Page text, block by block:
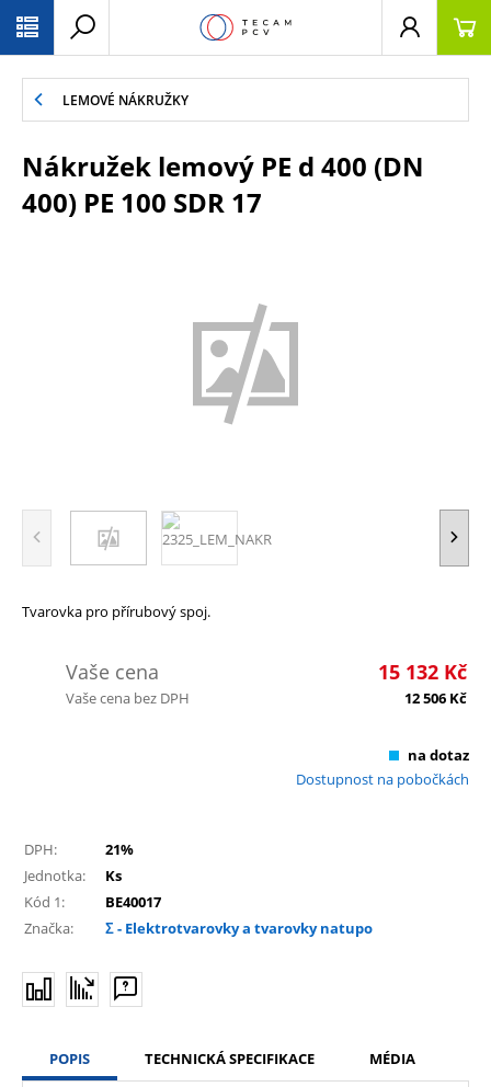
LEMOVÉ NÁKRUŽKY
Nákružek lemový PE d 400 (DN
400) PE 100 SDR 17
Tvarovka pro přírubový spoj.
Vaše cena 15 132 Kč
Vaše cena bez DPH 12 506 Kč
na dotaz
Dostupnost na pobočkách
DPH:
21%
Jednotka:
Ks
Kód 1:
BE40017
Značka:
Σ - Elektrotvarovky a tvarovky natupo
POPIS TECHNICKÁ SPECIFIKACE MÉDIA